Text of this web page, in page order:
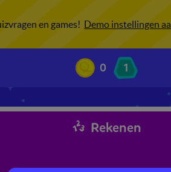
en games! Demo instellingen
0 1
Rekenen